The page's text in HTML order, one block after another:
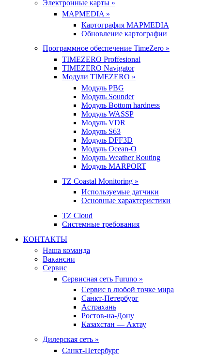
Электронные карты »
MAPMEDIA »
Картография MAPMEDIA
Обновление картографии
Программное обеспечение TimeZero »
TIMEZERO Proffesional
TIMEZERO Navigator
Модули TIMEZERO »
Модуль PBG
Модуль Sounder
Модуль Bottom hardness
Модуль WASSP
Модуль VDR
Модуль S63
Модуль DFF3D
Модуль Ocean-O
Модуль Weather Routing
Модуль MARPORT
TZ Coastal Monitoring »
Используемые датчики
Основные характеристики
TZ Cloud
Системные требования
КОНТАКТЫ
Наша команда
Вакансии
Сервис
Сервисная сеть Furuno »
Сервис в любой точке мира
Санкт-Петербург
Астрахань
Ростов-на-Дону
Казахстан — Актау
Дилерская сеть »
Санкт-Петербург